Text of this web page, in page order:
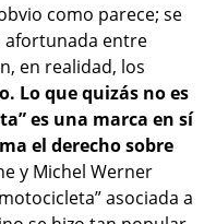
como parece; se
afortunada entre
en realidad, los
o. Lo que quizás no es
es una marca en sí
el derecho sobre
y Michel Werner
asociada a